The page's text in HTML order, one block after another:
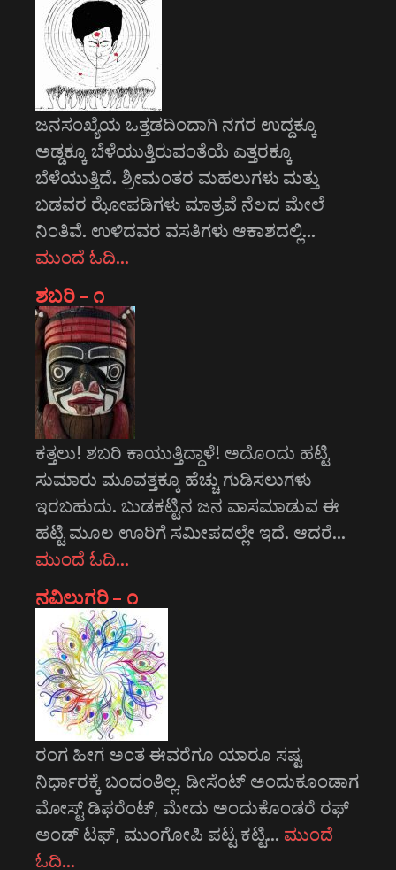
ಜನಸಂಖ್ಯೆಯ ಒತ್ತಡದಿಂದಾಗಿ ನಗರ ಉದ್ದಕ್ಕೂ
ಅಡ್ಡಕ್ಕೂ ಬೆಳೆಯುತ್ತಿರುವಂತೆಯೆ ಎತ್ತರಕ್ಕೂ
ಬೆಳೆಯುತ್ತಿದೆ. ಶ್ರೀಮಂತರ ಮಹಲುಗಳು ಮತ್ತು
ಬಡವರ ಝೋಪಡಿಗಳು ಮಾತ್ರವೆ ನೆಲದ ಮೇಲೆ
ನಿಂತಿವೆ. ಉಳಿದವರ ವಸತಿಗಳು ಆಕಾಶದಲ್ಲಿ…
ಮುಂದೆ ಓದಿ…
ಶಬರಿ – ೧
ಕತ್ತಲು! ಶಬರಿ ಕಾಯುತ್ತಿದ್ದಾಳೆ! ಅದೊಂದು ಹಟ್ಟಿ
ಸುಮಾರು ಮೂವತ್ತಕ್ಕೂ ಹೆಚ್ಚು ಗುಡಿಸಲುಗಳು
ಇರಬಹುದು. ಬುಡಕಟ್ಟಿನ ಜನ ವಾಸಮಾಡುವ ಈ
ಹಟ್ಟಿ ಮೂಲ ಊರಿಗೆ ಸಮೀಪದಲ್ಲೇ ಇದೆ. ಆದರೆ…
ಮುಂದೆ ಓದಿ…
ನವಿಲುಗರಿ – ೧
ರಂಗ ಹೀಗ ಅಂತ ಈವರೆಗೂ ಯಾರೂ ಸಷ್ಟ
ನಿರ್ಧಾರಕ್ಕೆ ಬಂದಂತಿಲ್ಲ. ಡೀಸೆಂಟ್ ಅಂದುಕೂಂಡಾಗ
ಮೋಸ್ಟ್‌ ಡಿಫರೆಂಟ್‌, ಮೇದು ಅಂದುಕೊಂಡರೆ ರಫ್
ಅಂಡ್ ಟಫ್, ಮುಂಗೋಪಿ ಪಟ್ಟ ಕಟ್ಟಿ… ಮುಂದೆ
ಓದಿ…